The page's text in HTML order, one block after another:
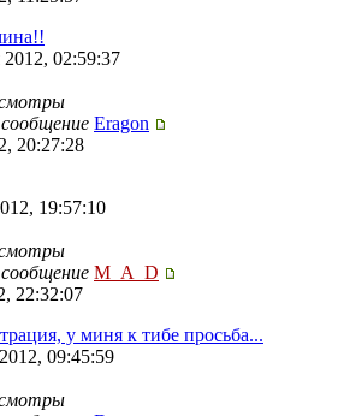
2012, 02:59:37
Eragon
20:27:28
19:57:10
M_A_D
22:32:07
у миня к тибе просьба...
09:45:59